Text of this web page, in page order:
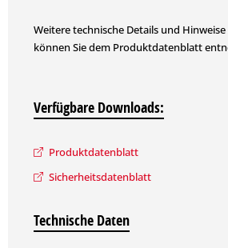
Weitere technische Details und
können Sie dem Produktdatenblatt
Verfügbare Downloads:
Produktdatenblatt
Sicherheitsdatenblatt
Technische Daten